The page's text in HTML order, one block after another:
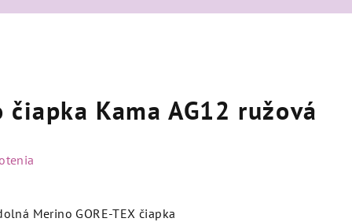
Kama AG12 ružová
Merino GORE-TEX čiapka